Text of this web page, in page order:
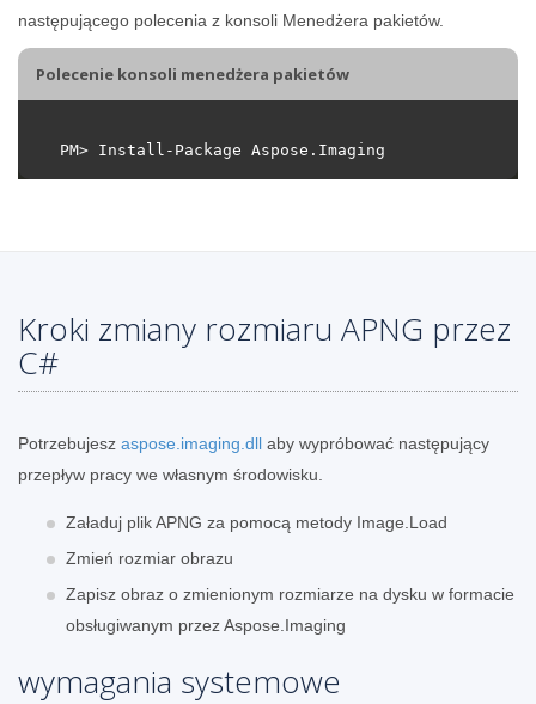
następującego polecenia z konsoli Menedżera pakietów.
Polecenie konsoli menedżera pakietów
Kroki zmiany rozmiaru APNG przez
C#
Potrzebujesz aspose.imaging.dll aby wypróbować następujący
przepływ pracy we własnym środowisku.
Załaduj plik APNG za pomocą metody Image.Load
Zmień rozmiar obrazu
Zapisz obraz o zmienionym rozmiarze na dysku w formacie
obsługiwanym przez Aspose.Imaging
wymagania systemowe